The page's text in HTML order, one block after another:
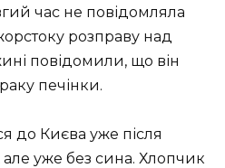
час не повідомляла
розправу над
повідомили, що він
печінки.
до Києва уже після
але уже без сина. Хлопчик